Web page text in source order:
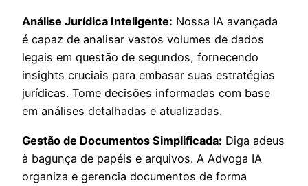
Análise Jurídica Inteligente: Nossa IA avançada
é capaz de analisar vastos volumes de dados
legais em questão de segundos, fornecendo
insights cruciais para embasar suas estratégias
jurídicas. Tome decisões informadas com base
em análises detalhadas e atualizadas.
Gestão de Documentos Simplificada: Diga adeus
à bagunça de papéis e arquivos. A Advoga IA
organiza e gerencia documentos de forma